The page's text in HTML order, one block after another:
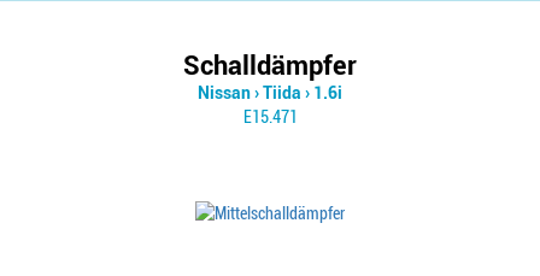
Schalldämpfer
Nissan›Tiida › 1.6i
E15.471